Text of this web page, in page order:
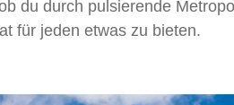
du durch pulsierende
für jeden etwas zu bieten.